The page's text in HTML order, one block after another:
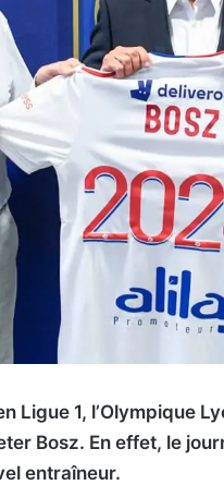
Ligue 1, l’Olympique
Bosz. En effet, le
entraîneur.